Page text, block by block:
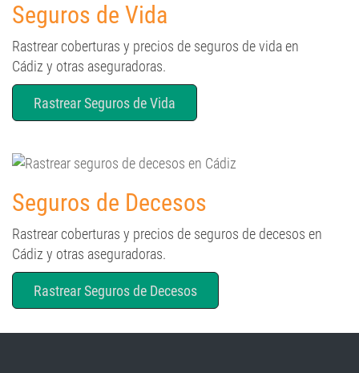
Seguros de Vida
Rastrear coberturas y precios de seguros de vida en
Cádiz y otras aseguradoras.
Rastrear Seguros de Vida
Seguros de Decesos
Rastrear coberturas y precios de seguros de decesos en
Cádiz y otras aseguradoras.
Rastrear Seguros de Decesos